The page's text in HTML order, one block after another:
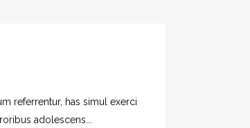
referrentur, has simul exerci
adolescens...